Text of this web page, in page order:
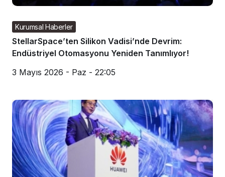
Kurumsal Haberler
StellarSpace’ten Silikon Vadisi’nde Devrim:
Endüstriyel Otomasyonu Yeniden Tanımlıyor!
3 Mayıs 2026 - Paz - 22:05